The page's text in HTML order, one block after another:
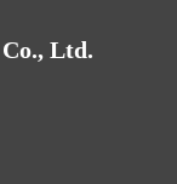
Ltd.